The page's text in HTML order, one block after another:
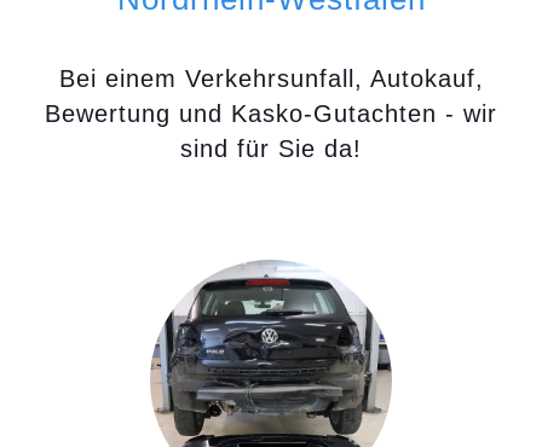
Bei einem Verkehrsunfall, Autokauf,
Bewertung und Kasko-Gutachten - wir
sind für Sie da!